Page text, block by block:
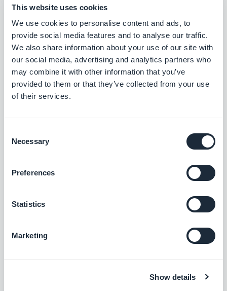
This website uses cookies
We use cookies to personalise content and ads, to
provide social media features and to analyse our traffic.
We also share information about your use of our site with
our social media, advertising and analytics partners who
may combine it with other information that you’ve
provided to them or that they’ve collected from your use
of their services.
Selection
Necessary
Preferences
Statistics
Marketing
Show details
se publie. Pour une association de deux
personnes, c'est toute la différence entre une
semaine passée dans l'outil et une semaine
passée sur la cause.
Si vous gérez une app de contenu, vous avez déjà
la rédaction. Pour lui adjoindre un rédacteur en
d'accès MCP de votre app — l'adresse se trouve
44 Claude